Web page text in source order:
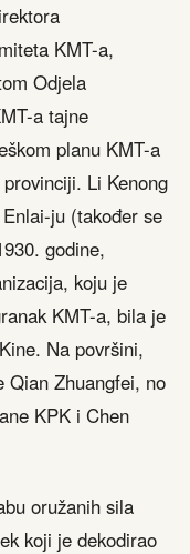
KMT-a,
Odjela
a tajne
planu KMT-a
Li Kenong
ju (također se
godine,
koju je
KMT-a, bila je
Na površini,
Qian Zhuangfei, no
KPK i Chen
oružanih sila
koji je dekodirao